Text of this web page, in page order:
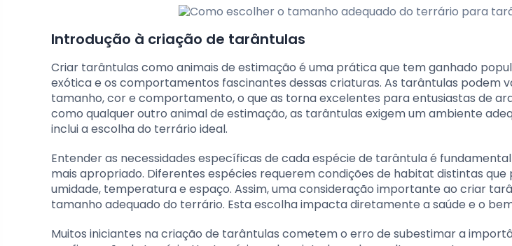
Introdução à criação de tarântulas
Criar tarântulas como animais de estimação é uma prática que tem ganhado
exótica e os comportamentos fascinantes dessas criaturas. As tarântulas podem
tamanho, cor e comportamento, o que as torna excelentes para entusiastas de
como qualquer outro animal de estimação, as tarântulas exigem um ambiente
inclui a escolha do terrário ideal.
Entender as necessidades específicas de cada espécie de tarântula é
mais apropriado. Diferentes espécies requerem condições de habitat distintas
umidade, temperatura e espaço. Assim, uma consideração importante ao criar
tamanho adequado do terrário. Esta escolha impacta diretamente a saúde e o
Muitos iniciantes na criação de tarântulas cometem o erro de subestimar a